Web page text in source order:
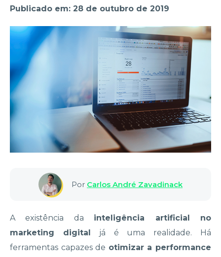
Publicado em: 28 de outubro de 2019
Por Carlos André Zavadinack
A existência da inteligência artificial no
marketing digital já é uma realidade. Há
ferramentas capazes de otimizar a performance